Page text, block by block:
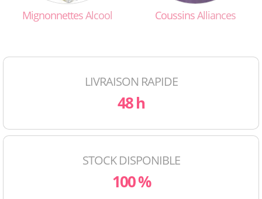
MignonnettesAlcool CoussinsAlliances
LIVRAISON RAPIDE
48 h
STOCK DISPONIBLE
100 %